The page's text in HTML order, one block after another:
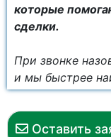
Оставить
которые
сделки.
При звонке
и мы быстрее